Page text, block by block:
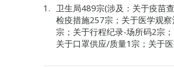
卫生局489宗(涉及：关于疫苗
检疫措施257宗；关于医学观
宗；关于行程纪录-场所码2宗
关于口罩供应/质量1宗；关于